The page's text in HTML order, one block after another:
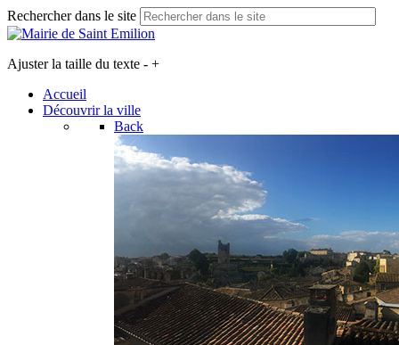
Rechercher dans le site
Ajuster la taille du texte - +
Accueil
Découvrir la ville
Back